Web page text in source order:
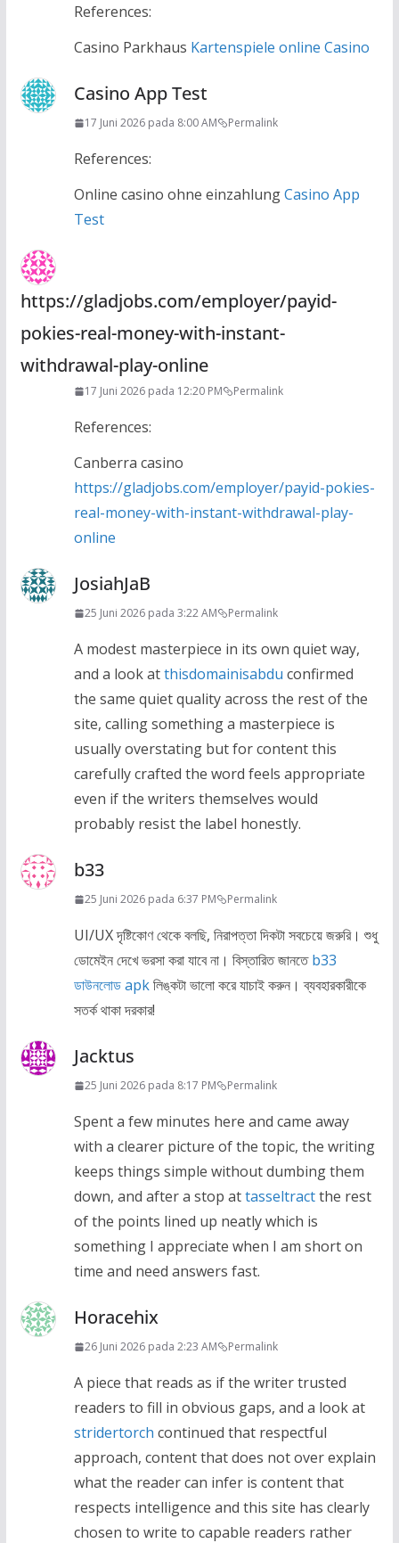
References:
Casino Parkhaus Kartenspiele online Casino
Casino App Test
17 Juni 2026 pada 8:00 AM Permalink
References:
Online casino ohne einzahlungCasino App
Test
https://gladjobs.com/employer/payid-
pokies-real-money-with-instant-
withdrawal-play-online
17 Juni 2026 pada 12:20 PM Permalink
References:
Canberra casino
https://gladjobs.com/employer/payid-pokies-
real-money-with-instant-withdrawal-play-
online
JosiahJaB
25 Juni 2026 pada 3:22 AM Permalink
A modest masterpiece in its own quiet way,
and a look atthisdomainisabdu confirmed
the same quiet quality across the rest of the
site, calling something a masterpiece is
usually overstating but for content this
carefully crafted the word feels appropriate
even if the writers themselves would
probably resist the label honestly.
b33
25 Juni 2026 pada 6:37 PM Permalink
UI/UX দৃষ্টিকোণ থেকে বলছি, নিরাপত্তা দিকটা সবচেয়ে জরুরি। শুধু
ডোমেইন দেখে ভরসা করা যাবে না। বিস্তারিত জানতেb33
ডাউনলোড apkলিঙ্কটা ভালো করে যাচাই করুন। ব্যবহারকারীকে
সতর্ক থাকা দরকার!
Jacktus
25 Juni 2026 pada 8:17 PM Permalink
Spent a few minutes here and came away
with a clearer picture of the topic, the writing
keeps things simple without dumbing them
down, and after a stop attasseltractthe rest
of the points lined up neatly which is
something I appreciate when I am short on
time and need answers fast.
Horacehix
26 Juni 2026 pada 2:23 AM Permalink
A piece that reads as if the writer trusted
readers to fill in obvious gaps, and a look at
stridertorch continued that respectful
approach, content that does not over explain
what the reader can infer is content that
respects intelligence and this site has clearly
chosen to write to capable readers rather